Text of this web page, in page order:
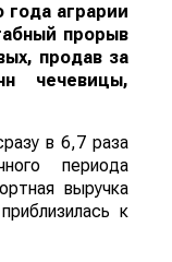
года аграрии
прорыв
продав за
чечевицы,
в 6,7 раза
периода
выручка
к